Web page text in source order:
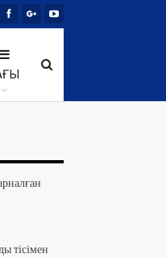
тісімен